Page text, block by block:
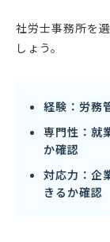
社労士事務所を
しょう。
経験：労務
専門性：就
か確認
対応力：企
きるか確認